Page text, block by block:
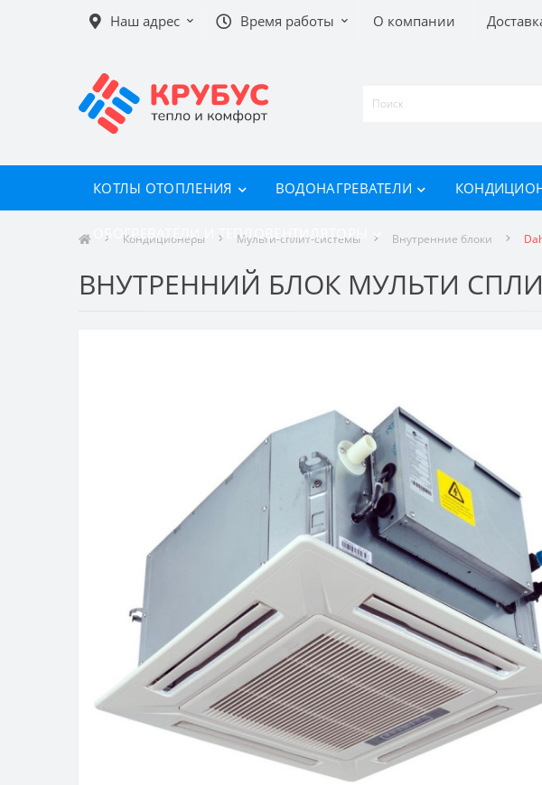
Наш адрес Время работы О компании
КОТЛЫ ОТОПЛЕНИЯ ВОДОНАГРЕВАТЕЛИ
ОБОГРЕВАТЕЛИ И ТЕПЛОВЕНТИЛЯТОРЫ
Кондиционеры Мульти-сплит-системы Внутренние блоки
ВНУТРЕННИЙ БЛОК МУЛЬТИ